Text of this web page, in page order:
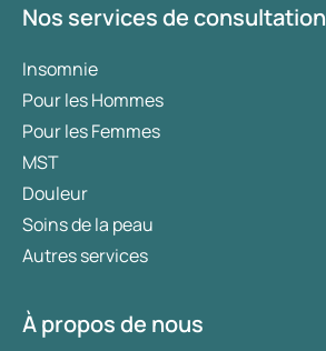
Nos services de consultation
Insomnie
Pour les Hommes
Pour les Femmes
MST
Douleur
Soins de la peau
Autres services
À propos de nous